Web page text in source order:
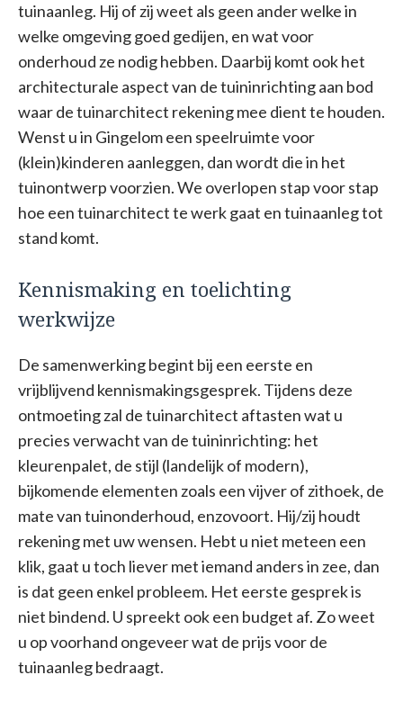
tuinaanleg. Hij of zij weet als geen ander welke in
welke omgeving goed gedijen, en wat voor
onderhoud ze nodig hebben. Daarbij komt ook het
architecturale aspect van de tuininrichting aan bod
waar de tuinarchitect rekening mee dient te houden.
Wenst u in Gingelom een speelruimte voor
(klein)kinderen aanleggen, dan wordt die in het
tuinontwerp voorzien. We overlopen stap voor stap
hoe een tuinarchitect te werk gaat en tuinaanleg tot
stand komt.
Kennismaking en toelichting
werkwijze
De samenwerking begint bij een eerste en
vrijblijvend kennismakingsgesprek. Tijdens deze
ontmoeting zal de tuinarchitect aftasten wat u
precies verwacht van de tuininrichting: het
kleurenpalet, de stijl (landelijk of modern),
bijkomende elementen zoals een vijver of zithoek, de
mate van tuinonderhoud, enzovoort. Hij/zij houdt
rekening met uw wensen. Hebt u niet meteen een
klik, gaat u toch liever met iemand anders in zee, dan
is dat geen enkel probleem. Het eerste gesprek is
niet bindend. U spreekt ook een budget af. Zo weet
u op voorhand ongeveer wat de prijs voor de
tuinaanleg bedraagt.